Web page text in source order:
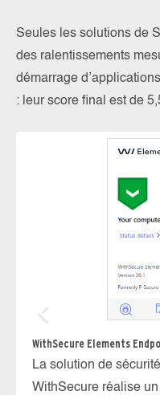
Seules les solutions de
des ralentissements
démarrage
: leur score final est de
WithSecure Elements
La solution de
WithSecure réalise